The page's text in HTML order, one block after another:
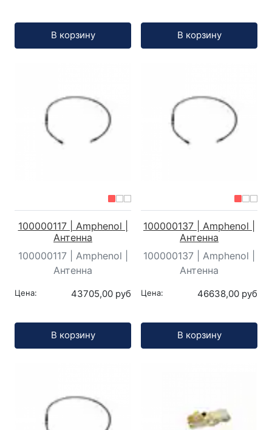
В корзину В корзину
100000117 | Amphenol |
Антенна
100000117 | Amphenol |
Антенна
Цена: 43705,00 руб
В корзину
100000137 | Amphenol |
Антенна
100000137 | Amphenol |
Антенна
Цена: 46638,00 руб
В корзину